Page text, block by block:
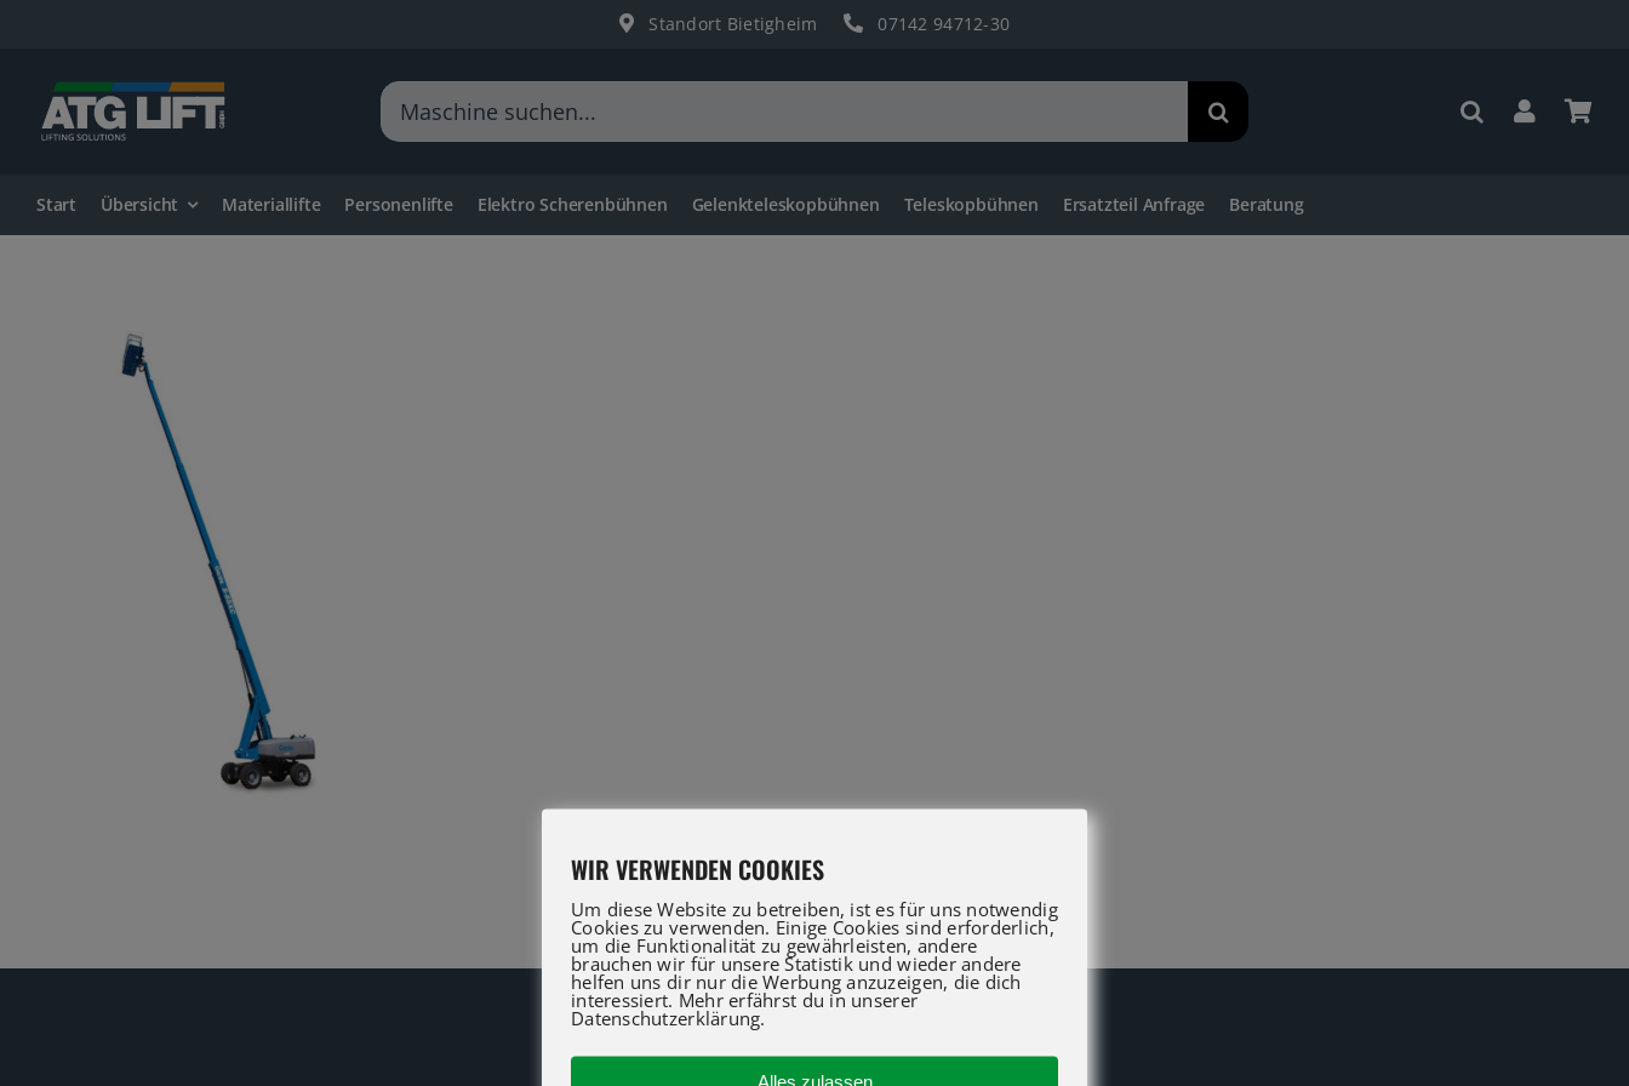
springen
Standort Bietigheim 07142 94712-30
Suche
nach:
Start Übersicht Materiallifte Personenlifte Elektro Scherenbühnen Gelenkteleskopbühnen Teleskopbühnen Ersatzteil Anfrage Beratung
WIR VERWENDEN COOKIES
Um diese Website zu betreiben, ist es für uns notwendig
Cookies zu verwenden. Einige Cookies sind erforderlich,
um die Funktionalität zu gewährleisten, andere
brauchen wir für unsere Statistik und wieder andere
helfen uns dir nur die Werbung anzuzeigen, die dich
interessiert. Mehr erfährst du in unserer
Datenschutzerklärung.
Alles zulassen